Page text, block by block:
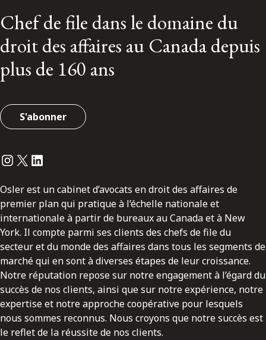
Chef de file dans le domaine du
droit des affaires au Canada depuis
plus de 160 ans
S'abonner
Instagram
Twitter
LinkedIn
Osler est un cabinet d’avocats en droit des affaires de
premier plan qui pratique à l’échelle nationale et
internationale à partir de bureaux au Canada et à New
York. Il compte parmi ses clients des chefs de file du
secteur et du monde des affaires dans tous les segments de
marché qui en sont à diverses étapes de leur croissance.
Notre réputation repose sur notre engagement à l’égard du
succès de nos clients, ainsi que sur notre expérience, notre
expertise et notre approche coopérative pour lesquels
nous sommes reconnus. Nous croyons que notre succès est
le reflet de la réussite de nos clients.